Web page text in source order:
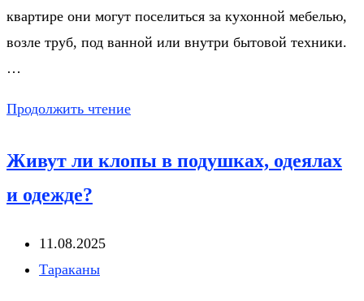
квартире они могут поселиться за кухонной мебелью,
возле труб, под ванной или внутри бытовой техники.
…
Продолжить чтениеГде
живут
Живут ли клопы в подушках, одеялах
и одежде?
Запись
опубликована:
11.08.2025
Рубрика
Тараканы